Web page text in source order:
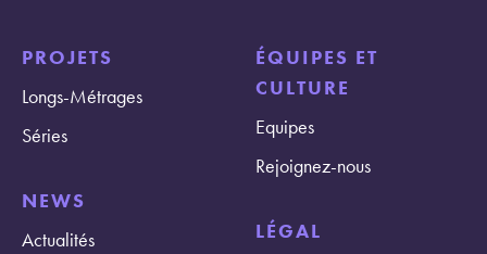
PROJETS
Longs-Métrages
Séries
NEWS
Actualités
ÉQUIPES ET
CULTURE
Equipes
Rejoignez-nous
LÉGAL